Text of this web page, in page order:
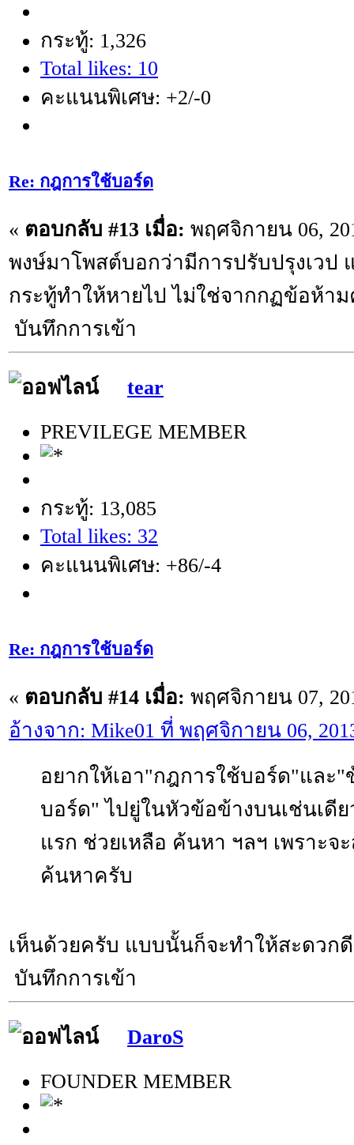
กระทู้: 1,326
Total likes: 10
คะแนนพิเศษ: +2/-0
Re: กฎการใช้บอร์ด
« ตอบกลับ #13 เมื่อ: พฤศจิกายน 06,
พงษ์มาโพสต์บอกว่ามีการปรับปรุงเวป
กระทู้ทำให้หายไป ไม่ใช่จากกฏข้อห้า
บันทึกการเข้า
tear
PREVILEGE MEMBER
กระทู้: 13,085
Total likes: 32
คะแนนพิเศษ: +86/-4
Re: กฎการใช้บอร์ด
« ตอบกลับ #14 เมื่อ: พฤศจิกายน 07,
อ้างจาก: Mike01 ที่ พฤศจิกายน 06,
อยากให้เอา"กฎการใช้บอร์ด"และ
บอร์ด" ไปยู่ในหัวข้อข้างบนเช่นเดี
แรก ช่วยเหลือ ค้นหา ฯลฯ เพราะจ
ค้นหาครับ
เห็นด้วยครับ แบบนั้นก็จะทำให้สะดวก
บันทึกการเข้า
DaroS
FOUNDER MEMBER